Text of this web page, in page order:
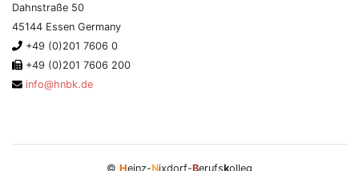
Dahnstraße 50
45144 Essen Germany
+49 (0)201 7606 0
+49 (0)201 7606 200
info@hnbk.de
© Heinz-Nixdorf-Berufskolleg